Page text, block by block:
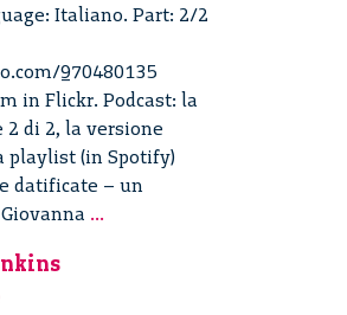
Italiano. Part: 2/2
970480135
in Flickr. Podcast: la
2 di 2, la versione
playlist (in Spotify)
datificate – un
...